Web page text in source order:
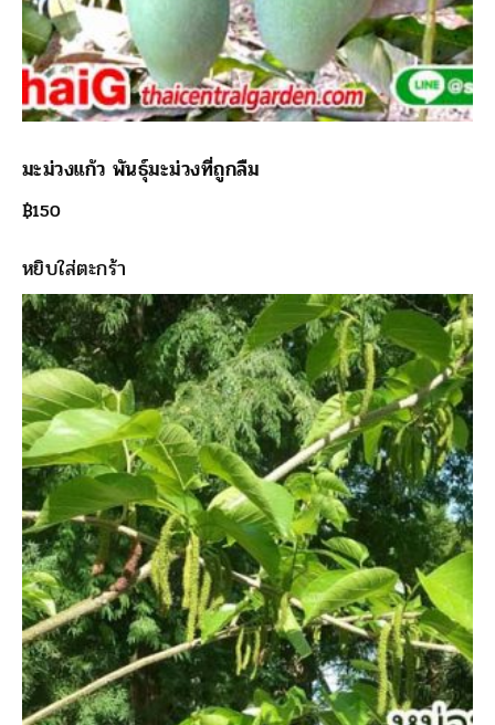
มะม่วงแก้ว พันธุ์มะม่วงที่ถูกลืม
฿150
หยิบใส่ตะกร้า